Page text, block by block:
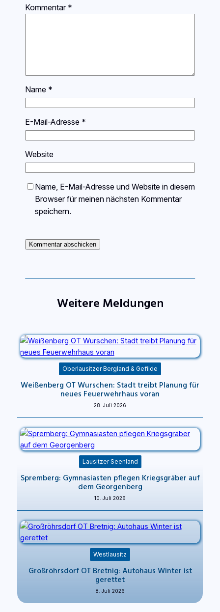
Kommentar *
Name *
E-Mail-Adresse *
Website
Name, E-Mail-Adresse und Website in diesem
Browser für meinen nächsten Kommentar
speichern.
Weitere Meldungen
Oberlausitzer Bergland & Gefilde
Weißenberg OT Wurschen: Stadt treibt Planung für
neues Feuerwehrhaus voran
28. Juli 2026
Lausitzer Seenland
Spremberg: Gymnasiasten pflegen Kriegsgräber auf
dem Georgenberg
10. Juli 2026
Westlausitz
Großröhrsdorf OT Bretnig: Autohaus Winter ist
gerettet
8. Juli 2026